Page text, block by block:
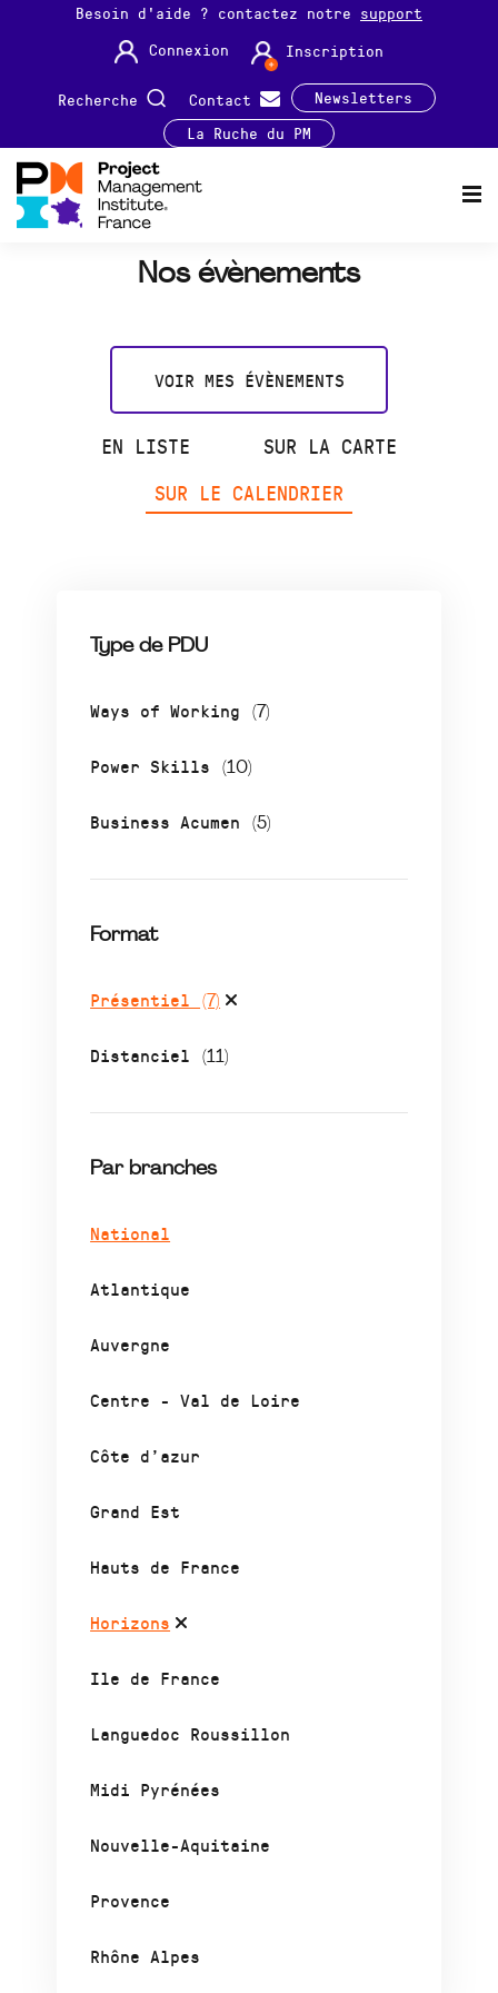
Besoin d'aide ? contactez notre support
Connexion
Inscription
Recherche Contact
Newsletters
La Ruche du PM
Nos évènements
VOIR MES ÉVÈNEMENTS
EN LISTE
SUR LA CARTE
SUR LE CALENDRIER
Type de PDU
Ways of Working (7)
Power Skills (10)
Business Acumen (5)
Format
Présentiel (7)
Distanciel (11)
Par branches
National
Atlantique
Auvergne
Centre - Val de Loire
Côte d’azur
Grand Est
Hauts de France
Horizons
Ile de France
Languedoc Roussillon
Midi Pyrénées
Nouvelle-Aquitaine
Provence
Rhône Alpes